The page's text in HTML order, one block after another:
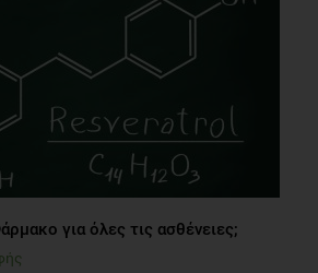
για όλες τις ασθένειες;